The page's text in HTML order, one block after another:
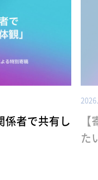
係者で共有し
た